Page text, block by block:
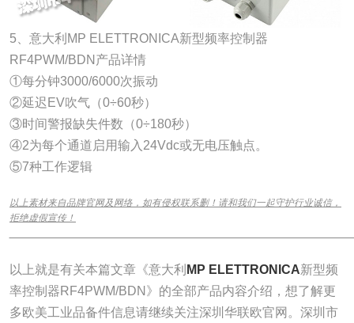
5、意大利MP ELETTRONICA新型频率控制器
RF4PWM/BDN产品详情
①每分钟3000/6000次振动
②延迟EV吹气（0÷60秒）
③时间警报缺失件数（0÷180秒）
④2为每个通道启用输入24Vdc或无电压触点。
⑤7种工作逻辑
以上素材来自品牌官网及网络，如有侵权联系删！请和我们一起守护行业诚信，
拒绝虚假宣传！
以上就是有关本篇文章《意大利 MP ELETTRONICA新型频
率控制器RF4PWM/BDN》的全部产品内容介绍，想了解更
多欧美工业品备件信息请继续关注深圳华联欧官网。深圳市